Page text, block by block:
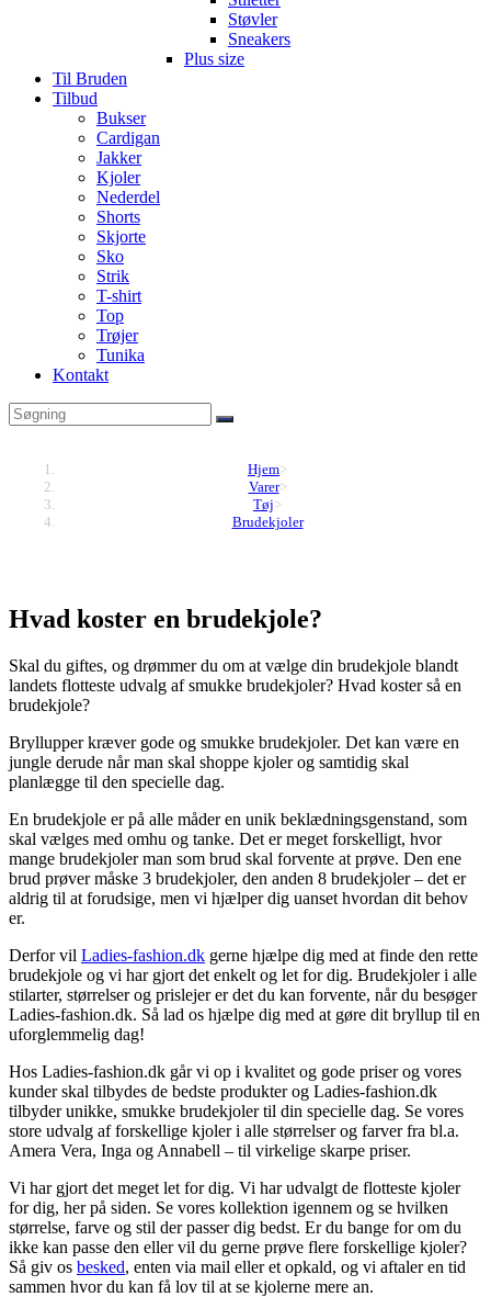
Støvler
Sneakers
Plus size
Til Bruden
Tilbud
Bukser
Cardigan
Jakker
Kjoler
Nederdel
Shorts
Skjorte
Sko
Strik
T-shirt
Top
Trøjer
Tunika
Kontakt
Hjem>
Varer>
Tøj>
Brudekjoler
Hvad koster en brudekjole?
Skal du giftes, og drømmer du om at vælge din brudekjole blandt
landets flotteste udvalg af smukke brudekjoler? Hvad koster så en
brudekjole?
Bryllupper kræver gode og smukke brudekjoler. Det kan være en
jungle derude når man skal shoppe kjoler og samtidig skal
planlægge til den specielle dag.
En brudekjole er på alle måder en unik beklædningsgenstand, som
skal vælges med omhu og tanke. Det er meget forskelligt, hvor
mange brudekjoler man som brud skal forvente at prøve. Den ene
brud prøver måske 3 brudekjoler, den anden 8 brudekjoler – det er
aldrig til at forudsige, men vi hjælper dig uanset hvordan dit behov
er.
Derfor vil Ladies-fashion.dk gerne hjælpe dig med at finde den rette
brudekjole og vi har gjort det enkelt og let for dig. Brudekjoler i alle
stilarter, størrelser og prislejer er det du kan forvente, når du besøger
Ladies-fashion.dk. Så lad os hjælpe dig med at gøre dit bryllup til en
uforglemmelig dag!
Hos Ladies-fashion.dk går vi op i kvalitet og gode priser og vores
kunder skal tilbydes de bedste produkter og Ladies-fashion.dk
tilbyder unikke, smukke brudekjoler til din specielle dag. Se vores
store udvalg af forskellige kjoler i alle størrelser og farver fra bl.a.
Amera Vera, Inga og Annabell – til virkelige skarpe priser.
Vi har gjort det meget let for dig. Vi har udvalgt de flotteste kjoler
for dig, her på siden. Se vores kollektion igennem og se hvilken
størrelse, farve og stil der passer dig bedst. Er du bange for om du
ikke kan passe den eller vil du gerne prøve flere forskellige kjoler?
Så giv os besked, enten via mail eller et opkald, og vi aftaler en tid
sammen hvor du kan få lov til at se kjolerne mere an.